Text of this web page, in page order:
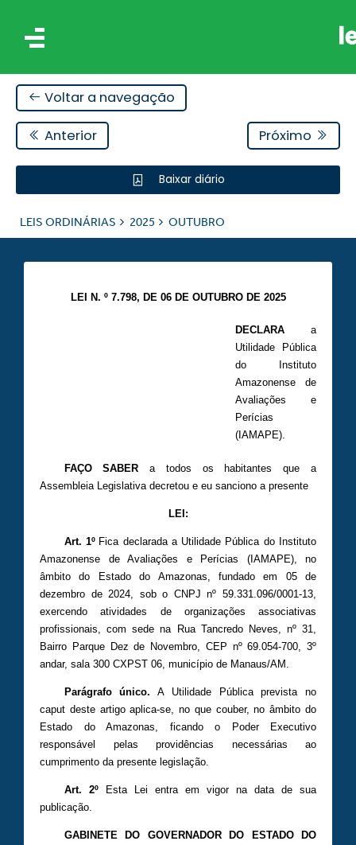
Voltar a navegação
Anterior Próximo
Baixar diário
LEIS ORDINÁRIAS 2025 OUTUBRO
LEI N. º 7.798, DE 06 DE OUTUBRO DE 2025
DECLARAa
Utilidade Pública
do Instituto
Amazonense de
Avaliações e
Perícias
(IAMAPE).
FAÇO SABER a todos os habitantes que a
Assembleia Legislativa decretou e eu sanciono a presente
LEI:
Art. 1º Fica declarada a Utilidade Pública do Instituto
Amazonense de Avaliações e Perícias (IAMAPE), no
âmbito do Estado do Amazonas, fundado em 05 de
dezembro de 2024, sob o CNPJ nº 59.331.096/0001-13,
exercendo atividades de organizações associativas
profissionais, com sede na Rua Tancredo Neves, nº 31,
Bairro Parque Dez de Novembro, CEP nº 69.054-700, 3º
andar, sala 300 CXPST 06, município de Manaus/AM.
Parágrafo único. A Utilidade Pública prevista no
caput deste artigo aplica-se, no que couber, no âmbito do
Estado do Amazonas, ficando o Poder Executivo
responsável pelas providências necessárias ao
cumprimento da presente legislação.
Art. 2ºEsta Lei entra em vigor na data de sua
publicação.
GABINETE DO GOVERNADOR DO ESTADO DO